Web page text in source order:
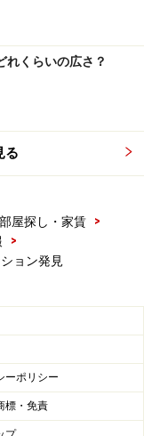
れくらいの広さ？
る
部屋探し・家賃
>
>
ョン発見
ーポリシー
標・免責